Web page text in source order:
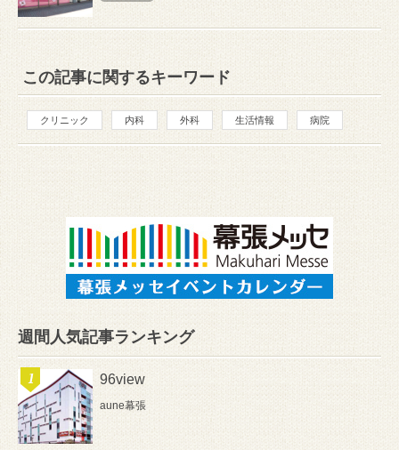
この記事に関するキーワード
クリニック 内科 外科 生活情報 病院
週間人気記事ランキング
96view
aune幕張